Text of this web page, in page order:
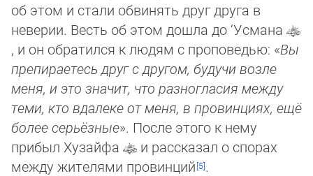
об этом и стали обвинять друг друга в
неверии. Весть об этом дошла до ‘Усмана
, и он обратился к людям с проповедью: «Вы
препираетесь друг с другом, будучи возле
меня, и это значит, что разногласия между
теми, кто вдалеке от меня, в провинциях, ещё
более серьёз­ные». После этого к нему
прибыл Хузайфа
и рассказал о спорах
между жителями провинций
.